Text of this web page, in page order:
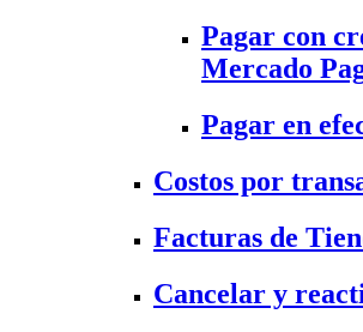
Pagar con
Mercado
Pagar en
Costos por
Facturas de
Cancelar y